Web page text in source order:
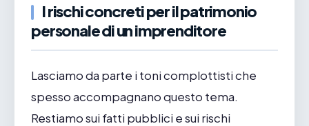
I rischi concreti per il patrimonio
personale di un imprenditore
Lasciamo da parte i toni complottisti che
spesso accompagnano questo tema.
Restiamo sui fatti pubblici e sui rischi